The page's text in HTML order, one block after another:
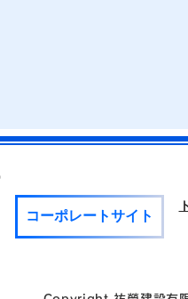
コーポレートサイト